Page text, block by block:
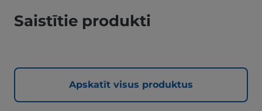
Saistītie produkti
Apskatīt visus produktus